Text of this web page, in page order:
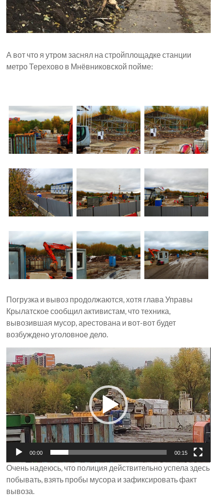
А вот что я утром заснял на стройплощадке станции
метро Терехово в Мнёвниковской пойме:
Погрузка и вывоз продолжаются, хотя глава Управы
Крылатское сообщил активистам, что техника,
вывозившая мусор, арестована и вот-вот будет
возбуждено уголовное дело.
Видеоплеер
00:00 00:15
Очень надеюсь, что полиция действительно успела здесь
побывать, взять пробы мусора и зафиксировать факт
вывоза.